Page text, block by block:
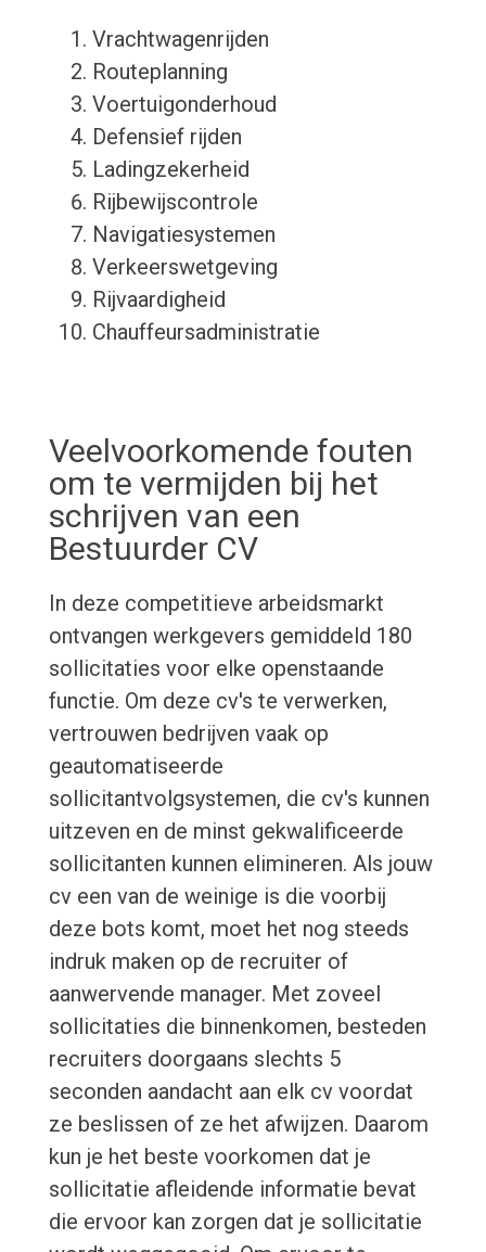
Vrachtwagenrijden
Routeplanning
Voertuigonderhoud
Defensief rijden
Ladingzekerheid
Rijbewijscontrole
Navigatiesystemen
Verkeerswetgeving
Rijvaardigheid
Chauffeursadministratie
Veelvoorkomende fouten
om te vermijden bij het
schrijven van een
Bestuurder CV
In deze competitieve arbeidsmarkt
ontvangen werkgevers gemiddeld 180
sollicitaties voor elke openstaande
functie. Om deze cv's te verwerken,
vertrouwen bedrijven vaak op
geautomatiseerde
sollicitantvolgsystemen, die cv's kunnen
uitzeven en de minst gekwalificeerde
sollicitanten kunnen elimineren. Als jouw
cv een van de weinige is die voorbij
deze bots komt, moet het nog steeds
indruk maken op de recruiter of
aanwervende manager. Met zoveel
sollicitaties die binnenkomen, besteden
recruiters doorgaans slechts 5
seconden aandacht aan elk cv voordat
ze beslissen of ze het afwijzen. Daarom
kun je het beste voorkomen dat je
sollicitatie afleidende informatie bevat
die ervoor kan zorgen dat je sollicitatie